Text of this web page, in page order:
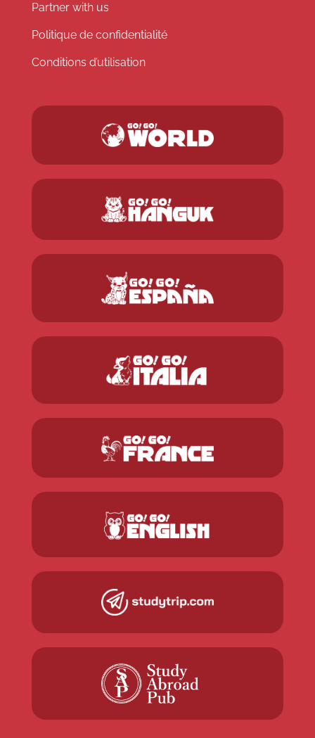
Partner with us
Politique de confidentialité
Conditions d’utilisation